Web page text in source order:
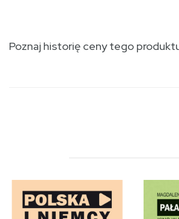
Poznaj historię ceny tego